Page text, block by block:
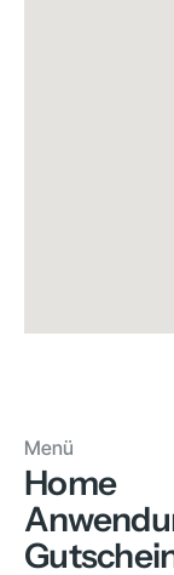
Menü
Home